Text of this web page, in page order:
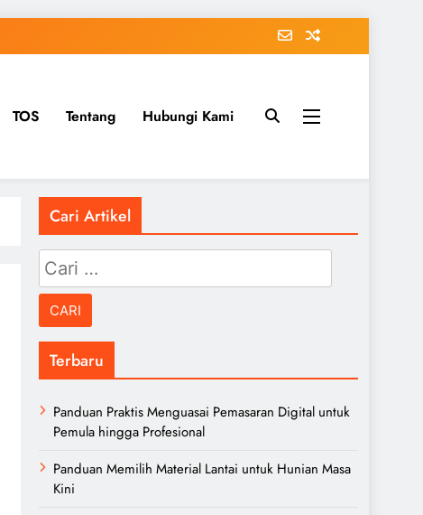
TOS Tentang Hubungi Kami
Cari Artikel
Cari
untuk:
Terbaru
Panduan Praktis Menguasai Pemasaran Digital untuk
Pemula hingga Profesional
Panduan Memilih Material Lantai untuk Hunian Masa
Kini